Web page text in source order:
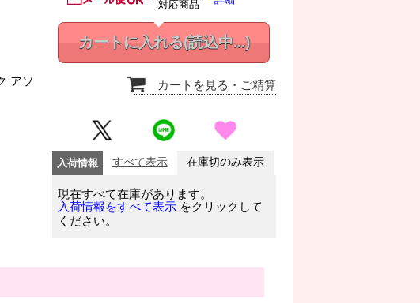
アソ
対応商品
カートに入れる(読込中...)
カートを見る ・ご精算
入荷情報 すべて表示 在庫切のみ表示
現在すべて在庫があります。
入荷情報をすべて表示 をクリックして
ください。